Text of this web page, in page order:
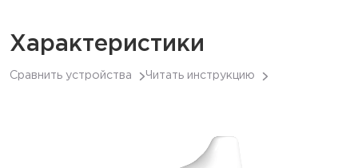
Характеристики
Сравнить устройства Читать инструкцию